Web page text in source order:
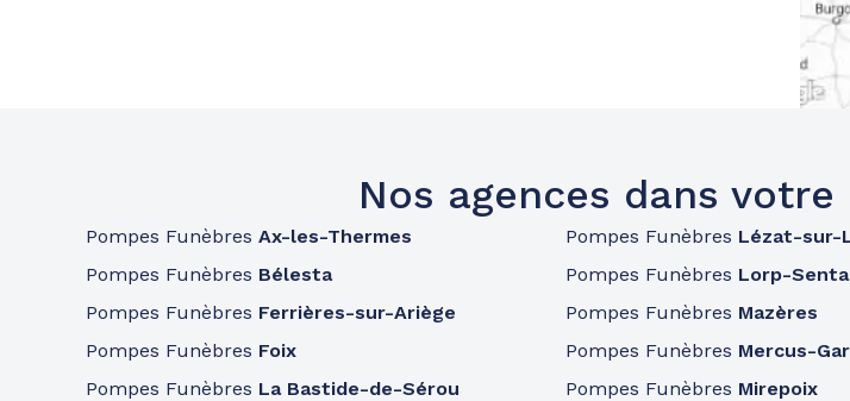
Nos agences dans
Pompes Funèbres Ax-les-Thermes
Pompes Funèbres Bélesta
Pompes Funèbres Ferrières-sur-Ariège
Pompes Funèbres Foix
Pompes Funèbres La Bastide-de-Sérou
Pompes Funèbres Lézat-sur-
Pompes Funèbres Lorp-
Pompes Funèbres Mazères
Pompes Funèbres Mercus-
Pompes Funèbres Mirepoix